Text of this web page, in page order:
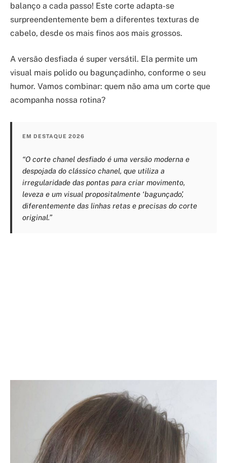
balanço a cada passo! Este corte adapta-se
surpreendentemente bem a diferentes texturas de
cabelo, desde os mais finos aos mais grossos.
A versão desfiada é super versátil. Ela permite um
visual mais polido ou bagunçadinho, conforme o seu
humor. Vamos combinar: quem não ama um corte que
acompanha nossa rotina?
EM DESTAQUE 2026
“O corte chanel desfiado é uma versão moderna e
despojada do clássico chanel, que utiliza a
irregularidade das pontas para criar movimento,
leveza e um visual propositalmente ‘bagunçado’,
diferentemente das linhas retas e precisas do corte
original.”